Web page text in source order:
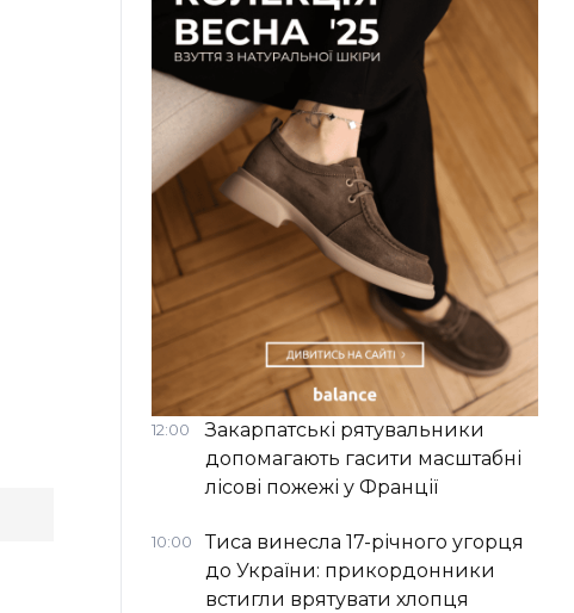
12:00
Закарпатські рятувальники
допомагають гасити масштабні
лісові пожежі у Франції
10:00
Тиса винесла 17-річного угорця
до України: прикордонники
встигли врятувати хлопця